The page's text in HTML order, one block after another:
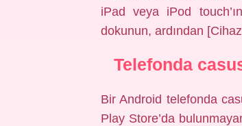
iPad veya iPod
dokunun, ardından
Telefonda
Bir Android telefonda
Play Store’da